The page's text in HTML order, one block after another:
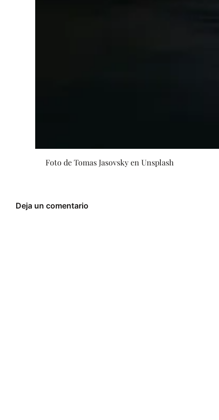
Foto de Tomas Jasovsky en Unsplash
Deja un comentario